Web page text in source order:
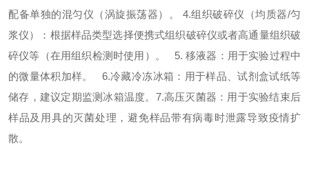
配备单独的混匀仪（涡旋振荡器）。 4.组织破碎仪（均质器/匀
浆仪）：根据样品类型选择便携式组织破碎仪或者高通量组织破
碎仪等（在用组织检测时使用）。 5. 移液器：用于实验过程中
的微量体积加样。 6.冷藏冷冻冰箱：用于样品、试剂盒试纸等
储存，建议定期监测冰箱温度。7.高压灭菌器：用于实验结束后
样品及用具的灭菌处理，避免样品带有病毒时泄露导致疫情扩
散。